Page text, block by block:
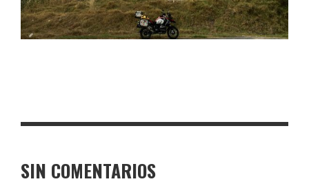
SIN COMENTARIOS